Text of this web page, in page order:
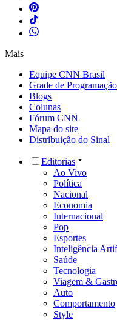
Mais
Equipe CNN Brasil
Grade de Programação
Blogs
Colunas
Fórum CNN
Mapa do site
Distribuição do Sinal
Editorias
Ao Vivo
Política
Nacional
Economia
Internacional
Pop
Esportes
Inteligência
Saúde
Tecnologia
Viagem &
Auto
Comportamento
Style